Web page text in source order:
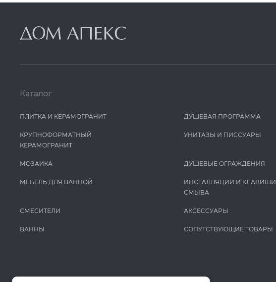
Каталог
ПЛИТКА И КЕРАМОГРАНИТ
КРУПНОФОРМАТНЫЙ
КЕРАМОГРАНИТ
МОЗАИКА
МЕБЕЛЬ ДЛЯ ВАННОЙ
СМЕСИТЕЛИ
ВАННЫ
ДУШЕВАЯ ПРОГРАММА
УНИТАЗЫ И ПИCCУАРЫ
ДУШЕВЫЕ ОГРАЖДЕНИЯ
ИНСТАЛЛЯЦИИ И КЛАВИШИ
СМЫВА
АКСЕССУАРЫ
СОПУТСТВУЮЩИЕ ТОВАРЫ